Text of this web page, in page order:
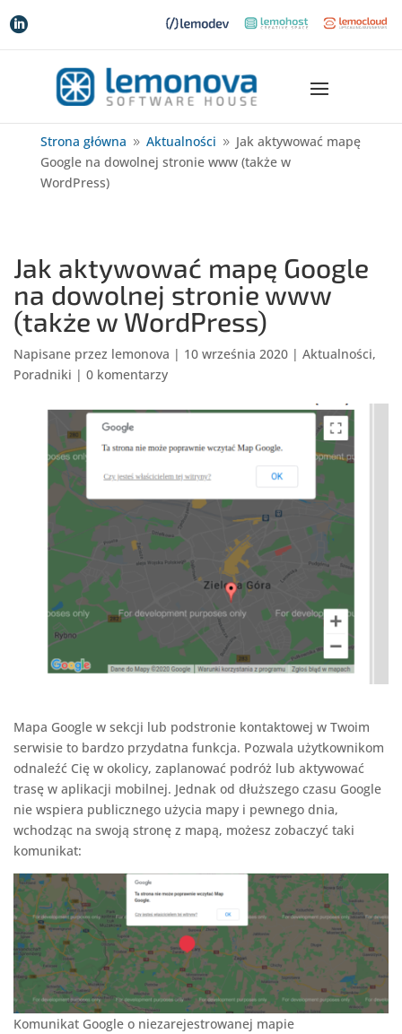

Strona główna 9 Aktualności 9 Jak aktywować mapę
Google na dowolnej stronie www (także w
WordPress)
Jak aktywować mapę Google
na dowolnej stronie www
(także w WordPress)
Napisane przez lemonova | 10 września 2020 | Aktualności,
Poradniki | 0 komentarzy
Mapa Google w sekcji lub podstronie kontaktowej w Twoim
serwisie to bardzo przydatna funkcja. Pozwala użytkownikom
odnaleźć Cię w okolicy, zaplanować podróż lub aktywować
trasę w aplikacji mobilnej. Jednak od dłuższego czasu Google
nie wspiera publicznego użycia mapy i pewnego dnia,
wchodząc na swoją stronę z mapą, możesz zobaczyć taki
komunikat:
Komunikat Google o niezarejestrowanej mapie